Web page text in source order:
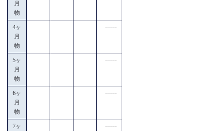
月
物
4ヶ
月
物
------
5ヶ
月
物
------
6ヶ
月
物
------
7ヶ
------